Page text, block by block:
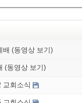
배 (동영상 보기)
(동영상 보기)
회소식